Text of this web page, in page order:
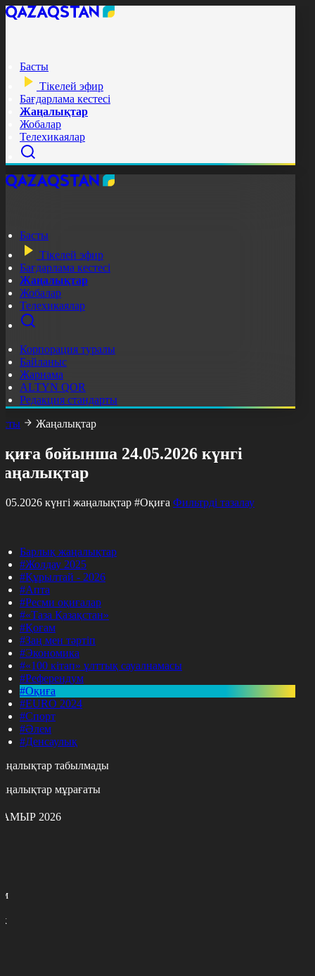
Басты
Тікелей эфир
Бағдарлама кестесі
Жаңалықтар
Жобалар
Телехикаялар
Басты
Тікелей эфир
Бағдарлама кестесі
Жаңалықтар
Жобалар
Телехикаялар
Корпорация туралы
Байланыс
Жарнама
ALTYN QOR
Редакция стандарты
Жаңалықтар
бойынша 24.05.2026 күнгі
күнгі жаңалықтар #Оқиға Фильтрді тазалау
Барлық жаңалықтар
#Жолдау 2025
#Құрылтай - 2026
#Апта
#Ресми оқиғалар
#«Таза Қазақстан»
#Қоғам
#Заң мен тәртіп
#Экономика
#«100 кітап» ұлттық сауалнамасы
#Референдум
#Оқиға
#EURO 2024
#Спорт
#Әлем
#Денсаулық
табылмады
мұрағаты
2026